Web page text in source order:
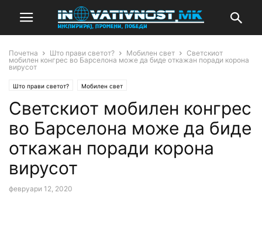
Почетна Што прави светот? Мобилен свет
Светскиот
мобилен конгрес во Барселона може да биде откажан поради корона
вирусот
Што прави светот? Мобилен свет
Светскиот мобилен конгрес
во Барселона може да биде
откажан поради корона
вирусот
февруари 12, 2020